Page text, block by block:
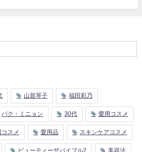
山賀琴子 福田彩乃
パク・ミニョン 30代 愛用コスメ
コスメ 愛用品 スキンケアコスメ
ビューティーザバイブル2 美容法